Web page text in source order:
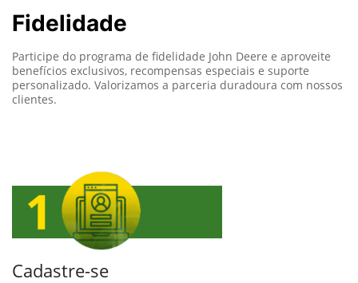
Fidelidade
Participe do programa de fidelidade John Deere e aproveite
benefícios exclusivos, recompensas especiais e suporte
personalizado. Valorizamos a parceria duradoura com nossos
clientes.
Cadastre-se